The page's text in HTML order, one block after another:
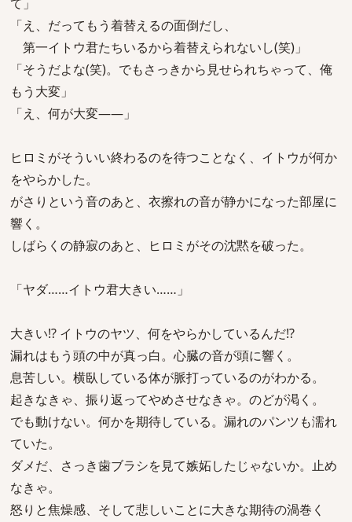
「え、だってもう着替えるの面倒だし、
第一イトウ君たちいるから着替えられないし(笑)」
「そうだよな(笑)。でもさっきから見せられちゃって、俺
もう大変」
「え、何が大変――」
ヒロミがそういい終わるのを待つことなく、イトウが何か
をやらかした。
がさりという音のあと、衣擦れの音が静かになった部屋に
響く。
しばらくの静寂のあと、ヒロミがその沈黙を破った。
「ヤダ……イトウ君大きい……」
大きい!? イトウのヤツ、何をやらかしているんだ!?
漏れはもう頭の中が真っ白。心臓の音が頭に響く。
息苦しい。横臥している体が脈打っているのがわかる。
起きなきゃ、振り返ってやめさせなきゃ。のどが渇く。
でも動けない。何かを期待している。漏れのパンツも濡れ
ていた。
ダメだ、さっき歯ブラシを見て嫉妬したじゃないか。止め
なきゃ。
怒りと焦燥感、そして悲しいことに大きな期待の渦巻く